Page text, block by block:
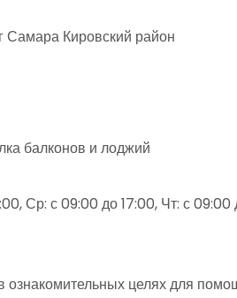
Самара Кировский район
балконов и лоджий
Ср: с 09:00 до 17:00, Чт: с 09:00
целях для